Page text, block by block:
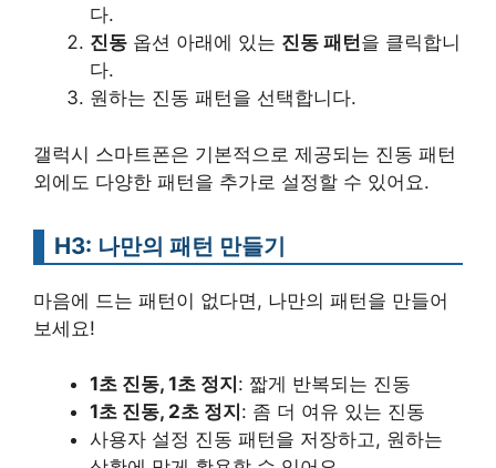
다.
진동 옵션 아래에 있는 진동 패턴을 클릭합니
다.
원하는 진동 패턴을 선택합니다.
갤럭시 스마트폰은 기본적으로 제공되는 진동 패턴
외에도 다양한 패턴을 추가로 설정할 수 있어요.
H3: 나만의 패턴 만들기
마음에 드는 패턴이 없다면, 나만의 패턴을 만들어
보세요!
1초 진동, 1초 정지 : 짧게 반복되는 진동
1초 진동, 2초 정지 : 좀 더 여유 있는 진동
사용자 설정 진동 패턴을 저장하고, 원하는